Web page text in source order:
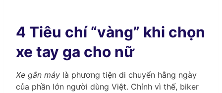
4 Tiêu chí “vàng” khi chọn
xe tay ga cho nữ
Xe gắn máy là phương tiện di chuyển hằng ngày
của phần lớn người dùng Việt. Chính vì thế, biker